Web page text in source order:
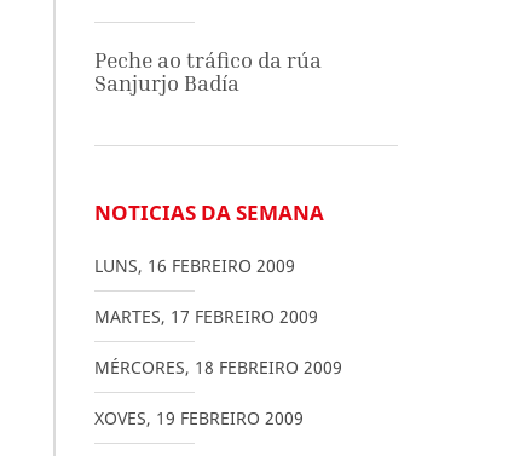
Peche ao tráfico da rúa
Sanjurjo Badía
NOTICIAS DA SEMANA
LUNS, 16 FEBREIRO 2009
MARTES, 17 FEBREIRO 2009
MÉRCORES, 18 FEBREIRO 2009
XOVES, 19 FEBREIRO 2009